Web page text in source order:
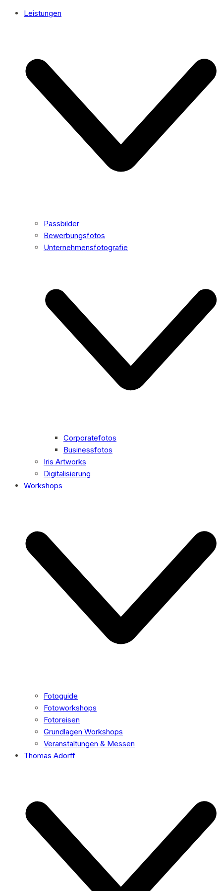
Leistungen
Passbilder
Bewerbungsfotos
Unternehmensfotografie
Corporatefotos
Businessfotos
Iris Artworks
Digitalisierung
Workshops
Fotoguide
Fotoworkshops
Fotoreisen
Grundlagen Workshops
Veranstaltungen & Messen
Thomas Adorff